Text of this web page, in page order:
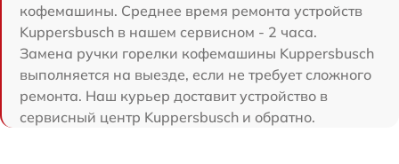
кофемашины. Среднее время ремонта устройств
Kuppersbusch в нашем сервисном - 2 часа.
Замена ручки горелки кофемашины Kuppersbusch
выполняется на выезде, если не требует сложного
ремонта. Наш курьер доставит устройство в
сервисный центр Kuppersbusch и обратно.